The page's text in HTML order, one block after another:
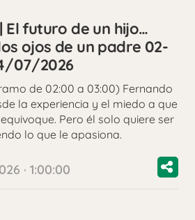
| El futuro de un hijo…
ojos de un padre 02-
07/2026
de 02:00 a 03:00) Fernando
la experiencia y el miedo a que
Pero él solo quiere ser
lo que le apasiona.
· 1:00:00